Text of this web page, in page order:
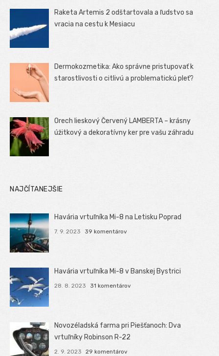
Raketa Artemis 2 odštartovala a ľudstvo sa
vracia na cestu k Mesiacu
Dermokozmetika: Ako správne pristupovať k
starostlivosti o citlivú a problematickú pleť?
Orech lieskový Červený LAMBERTA – krásny
úžitkový a dekoratívny ker pre vašu záhradu
NAJČÍTANEJŠIE
Havária vrtuľníka Mi-8 na Letisku Poprad
7. 9. 2023 39 komentárov
Havária vrtuľníka Mi-8 v Banskej Bystrici
28. 8. 2023 31 komentárov
Novozéladská farma pri Piešťanoch: Dva
vrtuľníky Robinson R-22
2. 9. 2023 29 komentárov